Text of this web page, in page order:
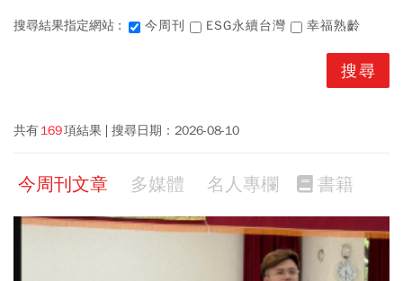
搜尋結果指定網站 : 今周刊 ESG永續台灣 幸福熟齡
共有169項結果 搜尋日期： 2026-08-10
今周刊文章 多媒體 名人專欄 書籍